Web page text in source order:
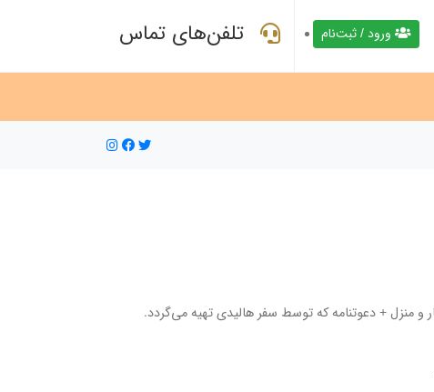
ورود / ثبت‌نام تلفن‌های تماس